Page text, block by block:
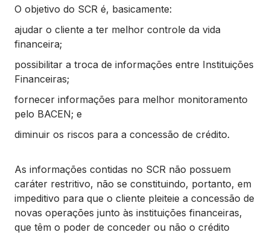
O objetivo do SCR é, basicamente:
ajudar o cliente a ter melhor controle da vida
financeira;
possibilitar a troca de informações entre Instituições
Financeiras;
fornecer informações para melhor monitoramento
pelo BACEN; e
diminuir os riscos para a concessão de crédito.
As informações contidas no SCR não possuem
caráter restritivo, não se constituindo, portanto, em
impeditivo para que o cliente pleiteie a concessão de
novas operações junto às instituições financeiras,
que têm o poder de conceder ou não o crédito